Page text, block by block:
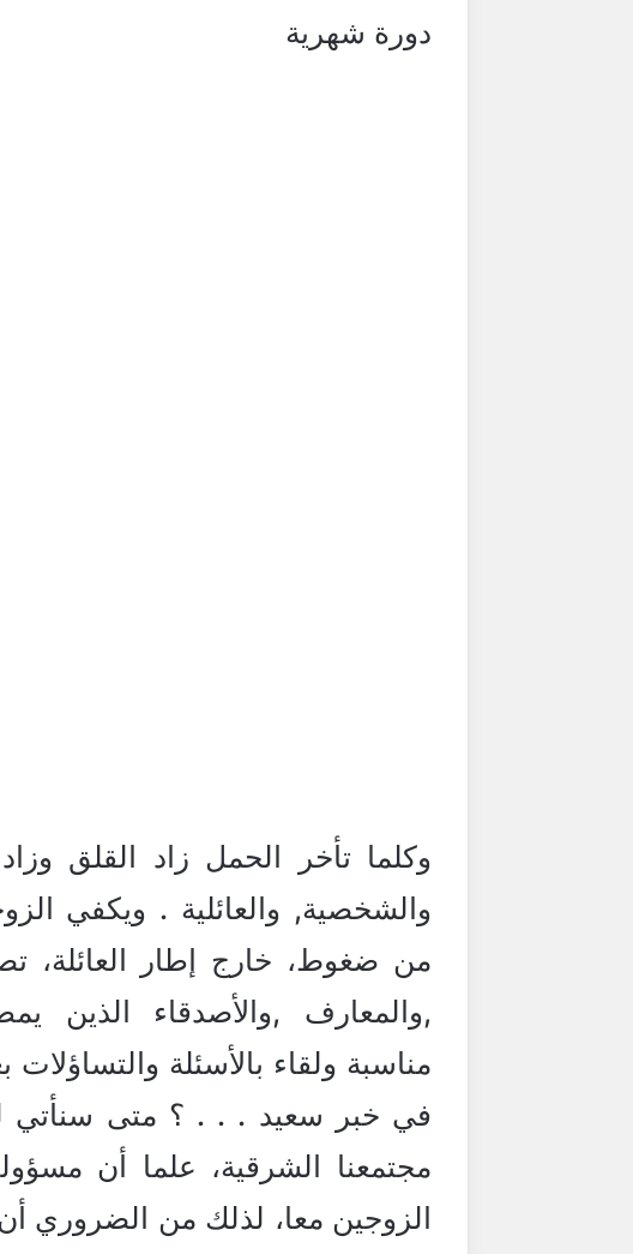
دورة شهرية
وكلما تأخر الحمل زاد القلق
والشخصية, والعائلية . ويكفي
من ضغوط، خارج إطار العائلة،
,والمعارف ,والأصدقاء الذين
مناسبة ولقاء بالأسئلة
في خبر سعيد . . . ؟ متى سنأتي
مجتمعنا الشرقية، علما أن
الزوجين معا، لذلك من الضروري